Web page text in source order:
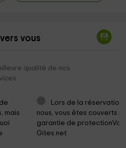
vous
qualité de nos
mais
Lors de la réservation
nous, vous êtes couverts
garantie de
Gites.net